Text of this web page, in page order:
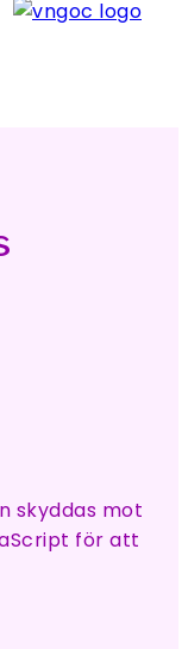
skyddas mot
för att